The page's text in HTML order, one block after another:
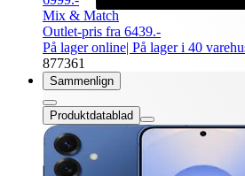
Mix & Match
Outlet-pris fra 6439.-
På lager online| På lager i 40
877361
Sammenlign
Produktdatablad